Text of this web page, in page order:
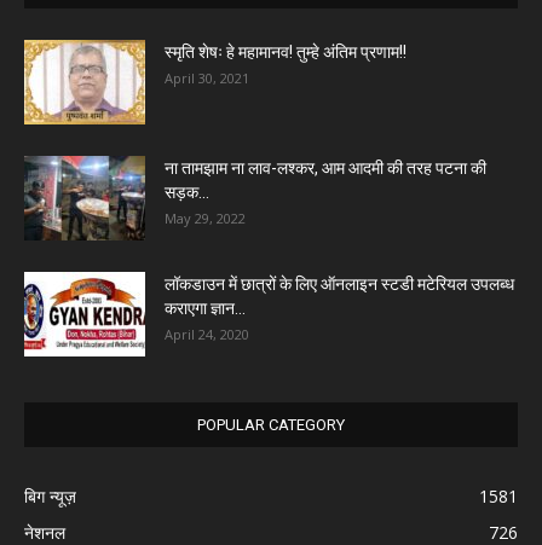
स्मृति शेषः हे महामानव! तुम्हे अंतिम प्रणाम!!
April 30, 2021
ना तामझाम ना लाव-लश्कर, आम आदमी की तरह पटना की
सड़क...
May 29, 2022
लॉकडाउन में छात्रों के लिए ऑनलाइन स्टडी मटेरियल उपलब्ध
कराएगा ज्ञान...
April 24, 2020
POPULAR CATEGORY
बिग न्यूज़
1581
नेशनल
726